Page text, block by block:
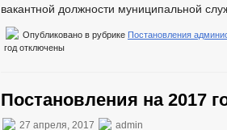
вакантной должности муниципальной
Опубликовано в рубрике Постановления
год отключены
Постановления на 2017
27 апреля, 2017 admin